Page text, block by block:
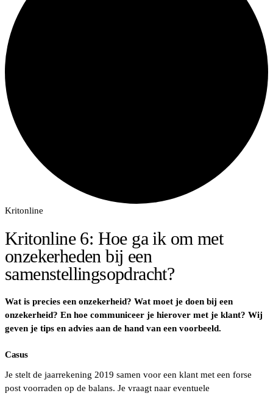
Kritonline
Kritonline 6: Hoe ga ik om met
onzekerheden bij een
samenstellingsopdracht?
Wat is precies een onzekerheid? Wat moet je doen bij een
onzekerheid? En hoe communiceer je hierover met je klant? Wij
geven je tips en advies aan de hand van een voorbeeld.
Casus
Je stelt de jaarrekening 2019 samen voor een klant met een forse
post voorraden op de balans. Je vraagt naar eventuele